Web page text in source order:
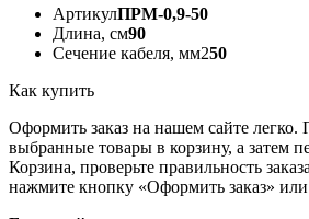
АртикулПРМ-0,9-50
Длина, см90
Сечение кабеля, мм250
Как купить
Оформить заказ на нашем сайте легко.
выбранные товары в корзину, а затем
Корзина, проверьте правильность
нажмите кнопку «Оформить заказ»